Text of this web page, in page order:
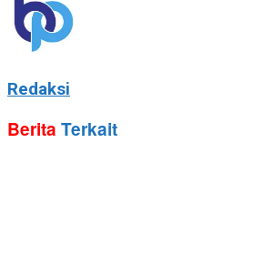
Redaksi
Berita Terkait